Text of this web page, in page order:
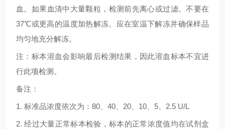
血。如果血清中大量颗粒，检测前先离心或过滤。不要在
37℃或更高的温度加热解冻。应在室温下解冻并确保样品
均匀地充分解冻。
注：标本溶血会影响最后检测结果，因此溶血标本不宜进
行此项检测。
备注：
1. 标准品浓度依次为： 80 40 20 10 5 2.5 U/L
2.经过大量正常标本检验，标本的正常浓度值均在试剂盒